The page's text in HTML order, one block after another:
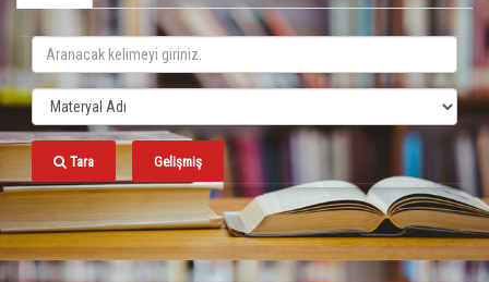
Tara Gelişmiş